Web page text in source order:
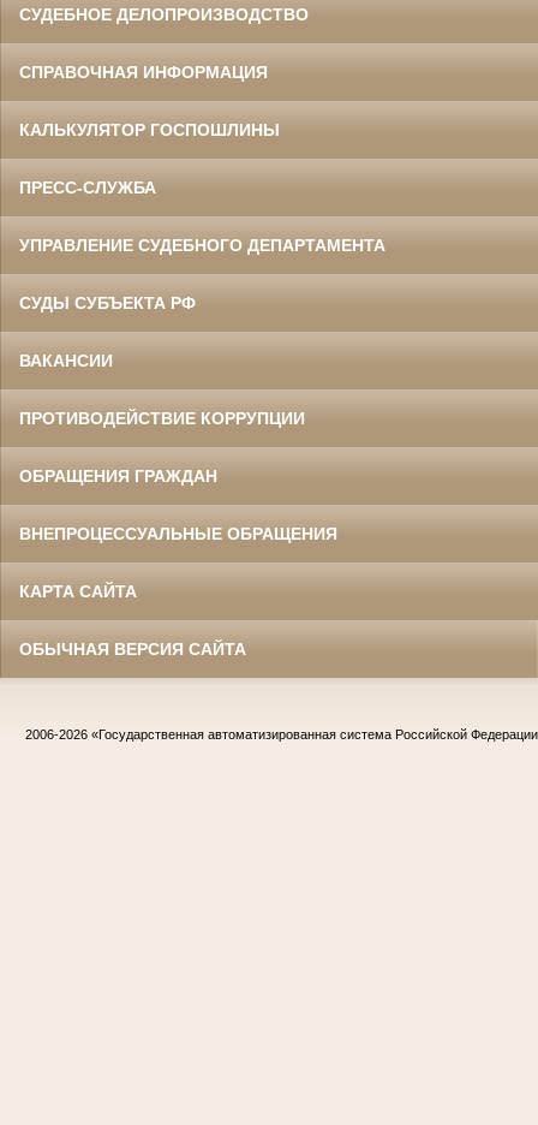
СУДЕБНОЕ ДЕЛОПРОИЗВОДСТВО
СПРАВОЧНАЯ ИНФОРМАЦИЯ
КАЛЬКУЛЯТОР ГОСПОШЛИНЫ
ПРЕСС-СЛУЖБА
УПРАВЛЕНИЕ СУДЕБНОГО ДЕПАРТАМЕНТА
СУДЫ СУБЪЕКТА РФ
ВАКАНСИИ
ПРОТИВОДЕЙСТВИЕ КОРРУПЦИИ
ОБРАЩЕНИЯ ГРАЖДАН
ВНЕПРОЦЕССУАЛЬНЫЕ ОБРАЩЕНИЯ
КАРТА САЙТА
ОБЫЧНАЯ ВЕРСИЯ САЙТА
2006-2026 «Государственная автоматизированная система Российской